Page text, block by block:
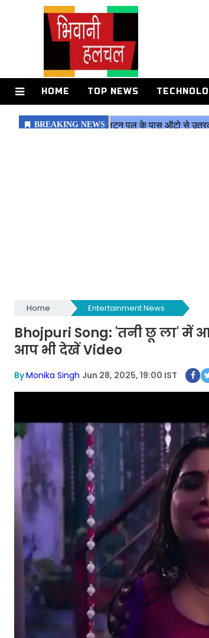
HOME TOP NEWS
Home Entertainment News
Bhojpuri Song: 'तनी छू ला' में
आप भी देखें Video
ByMonika Singh Jun 28, 2025, 19:00 IST